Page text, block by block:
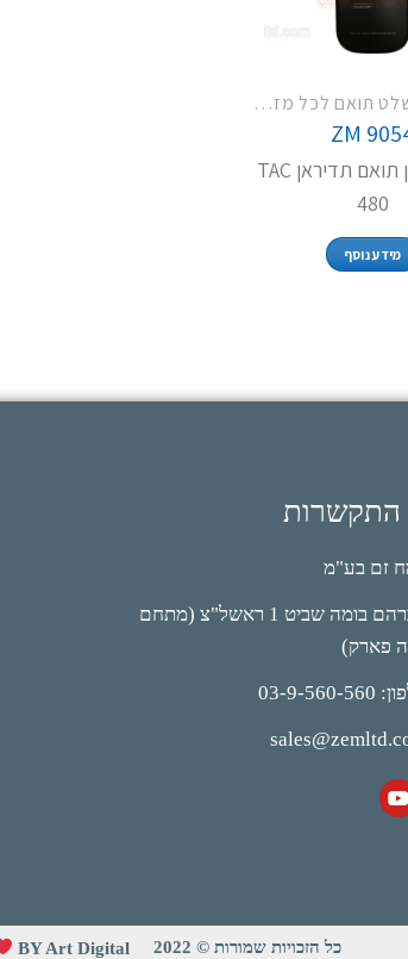
ZM 4005 שלט תואם לכל מזגני תדיראן
ZM
שלט למזגן תואם תדיראן TAC
480
מידע נוסף
התקשרות
זם בע"מ
אברהם בומה שביט 1 ראשל"צ (מתחם
פארק)
560-560
כל הזכויות שמורות © 2022 BY Art Digital